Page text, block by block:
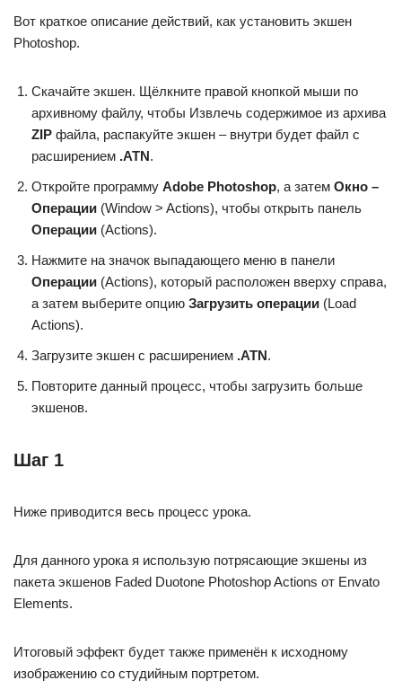
Вот краткое описание действий, как установить экшен
Photoshop.
Скачайте экшен. Щёлкните правой кнопкой мыши по
архивному файлу, чтобы Извлечь содержимое из архива
ZIP файла, распакуйте экшен – внутри будет файл с
расширением .ATN.
Откройте программу Adobe Photoshop, а затем Окно –
Операции (Window > Actions), чтобы открыть панель
Операции (Actions).
Нажмите на значок выпадающего меню в панели
Операции (Actions), который расположен вверху справа,
а затем выберите опцию Загрузить операции (Load
Actions).
Загрузите экшен с расширением .ATN.
Повторите данный процесс, чтобы загрузить больше
экшенов.
Шаг 1
Ниже приводится весь процесс урока.
Для данного урока я использую потрясающие экшены из
пакета экшенов Faded Duotone Photoshop Actions от Envato
Elements.
Итоговый эффект будет также применён к исходному
изображению со студийным портретом.